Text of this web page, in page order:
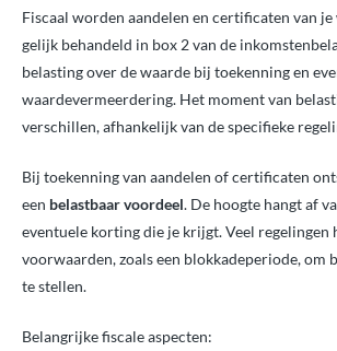
Fiscaal worden aandelen en certificaten van
gelijk behandeld in box 2 van de
belasting over de waarde bij toekenning en
waardevermeerdering. Het moment van
verschillen, afhankelijk van de specifieke
Bij toekenning van aandelen of certificaten
een belastbaar voordeel. De hoogte hangt af
eventuele korting die je krijgt. Veel regelingen
voorwaarden, zoals een blokkadeperiode, om
te stellen.
Belangrijke fiscale aspecten: